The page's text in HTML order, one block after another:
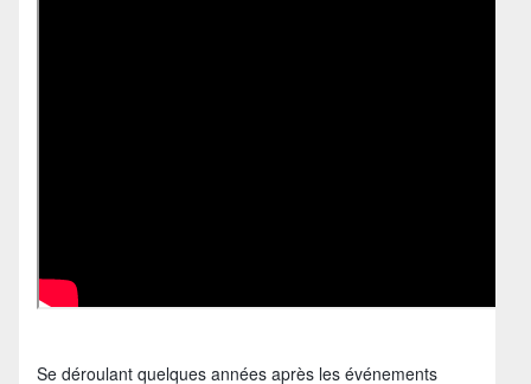
Se déroulant quelques années après les événements